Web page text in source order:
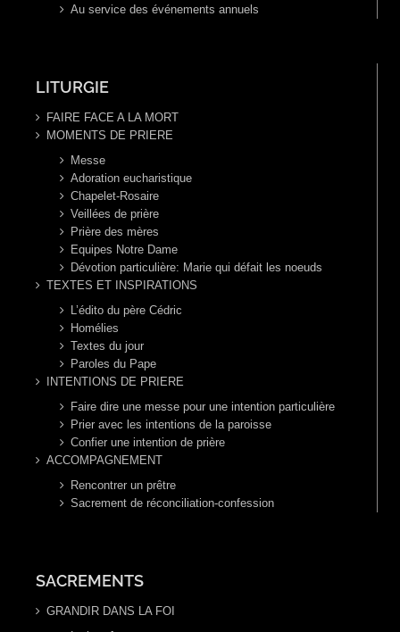
Au service des événements annuels
LITURGIE
FAIRE FACE A LA MORT
MOMENTS DE PRIERE
Messe
Adoration eucharistique
Chapelet-Rosaire
Veillées de prière
Prière des mères
Equipes Notre Dame
Dévotion particulière: Marie qui défait les noeuds
TEXTES ET INSPIRATIONS
L’édito du père Cédric
Homélies
Textes du jour
Paroles du Pape
INTENTIONS DE PRIERE
Faire dire une messe pour une intention particulière
Prier avec les intentions de la paroisse
Confier une intention de prière
ACCOMPAGNEMENT
Rencontrer un prêtre
Sacrement de réconciliation-confession
SACREMENTS
GRANDIR DANS LA FOI